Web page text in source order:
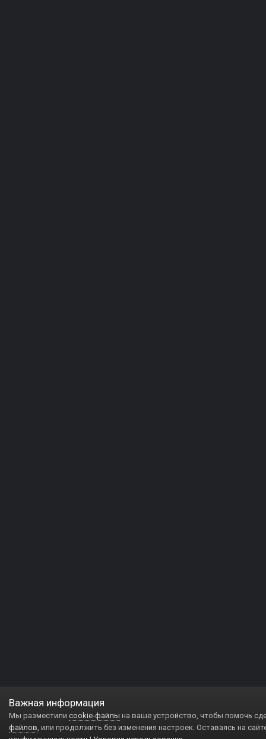
Важная информация
Мы разместили cookie-файлы на ваше устройство, чтобы помочь
файлов, или продолжить без изменения настроек. Оставаясь на